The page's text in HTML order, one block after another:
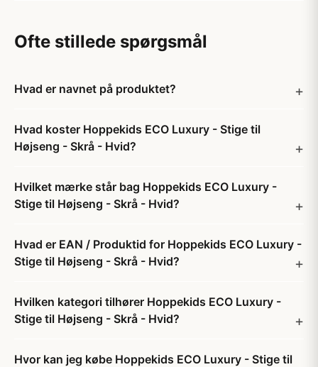
Ofte stillede spørgsmål
Hvad er navnet på produktet?
Hvad koster Hoppekids ECO Luxury - Stige til
Højseng - Skrå - Hvid?
Hvilket mærke står bag Hoppekids ECO Luxury -
Stige til Højseng - Skrå - Hvid?
Hvad er EAN / Produktid for Hoppekids ECO Luxury -
Stige til Højseng - Skrå - Hvid?
Hvilken kategori tilhører Hoppekids ECO Luxury -
Stige til Højseng - Skrå - Hvid?
Hvor kan jeg købe Hoppekids ECO Luxury - Stige til